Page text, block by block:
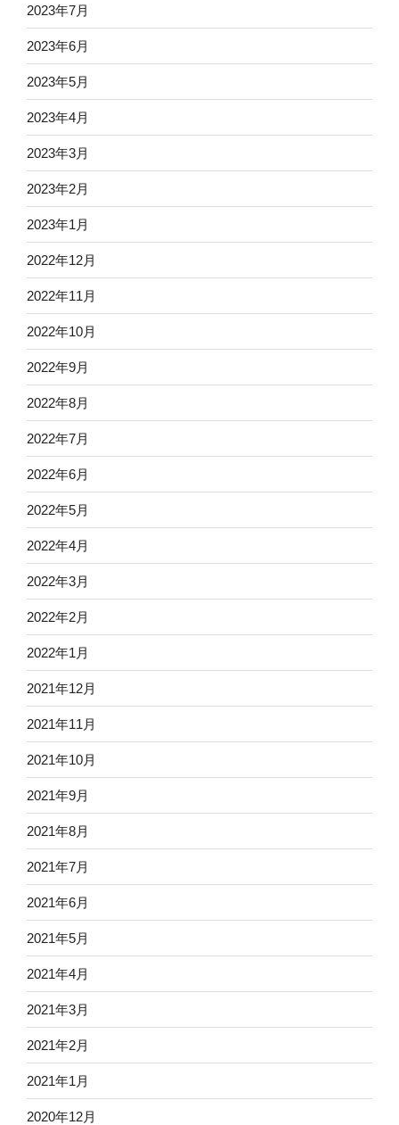
2023年7月
2023年6月
2023年5月
2023年4月
2023年3月
2023年2月
2023年1月
2022年12月
2022年11月
2022年10月
2022年9月
2022年8月
2022年7月
2022年6月
2022年5月
2022年4月
2022年3月
2022年2月
2022年1月
2021年12月
2021年11月
2021年10月
2021年9月
2021年8月
2021年7月
2021年6月
2021年5月
2021年4月
2021年3月
2021年2月
2021年1月
2020年12月